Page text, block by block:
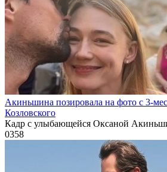
Акиньшина позировала на фото с 3-
Козловского
Кадр с улыбающейся Оксаной
0358